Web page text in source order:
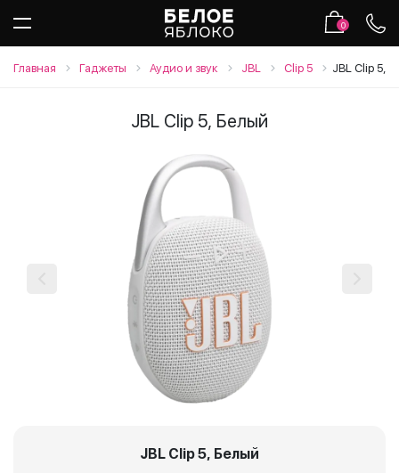
0
Главная Гаджеты Аудио и звук JBL Clip 5 JBL Clip 5,
JBL Clip 5, Белый
JBL Clip 5, Белый